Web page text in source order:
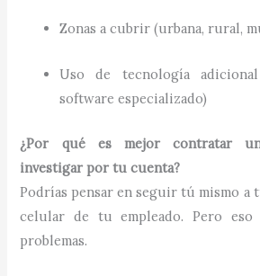
Zonas a cubrir (urbana, rural,
Uso de tecnología adicional
software especializado)
¿Por qué es mejor contratar
investigar por tu cuenta?
Podrías pensar en seguir tú mismo a
celular de tu empleado. Pero eso
problemas.